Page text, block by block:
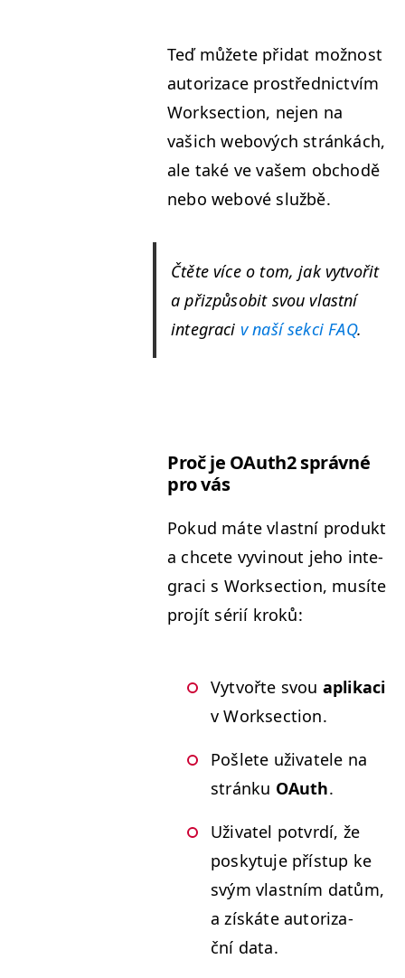
Teď můžete při­dat možnost
autor­izace prostřed­nictvím
Work­sec­tion, nejen na
vašich webových stránkách,
ale také ve vašem obchodě
nebo webové službě.
Čtěte více o tom, jak vytvořit
a přizpů­so­bit svou vlast­ní
inte­graci v naší sek­ci FAQ.
Proč je OAuth2 správné
pro vás
Pokud máte vlast­ní pro­dukt
a chcete vyvi­nout jeho inte­
graci s Work­sec­tion, musíte
pro­jít sérií kroků:
Vytvořte svou aplikaci
v Worksection.
Pošlete uži­vatele na
stránku OAuth.
Uži­va­tel potvrdí, že
posky­tu­je příst­up ke
svým vlast­ním datům,
a získáte autor­iza­
ční data.